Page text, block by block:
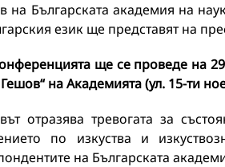
на Българската академия на
език ще представят на
ще се проведе на
Гешов“ на Академията (ул. 15-ти
отразява тревогата за
по изкуства и
на Българската